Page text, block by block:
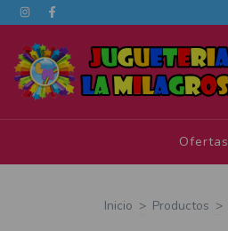
Ofertas
Inicio > Productos >